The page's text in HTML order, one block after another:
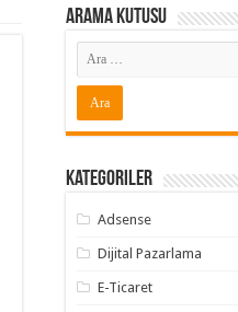
Arama Kutusu
Kategoriler
Adsense
Dijital Pazarlama
E-Ticaret